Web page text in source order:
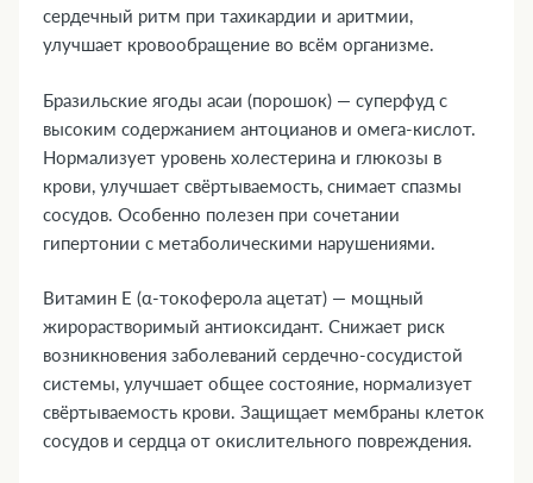
сердечный ритм при тахикардии и аритмии,
улучшает кровообращение во всём организме.
Бразильские ягоды асаи (порошок) — суперфуд с
высоким содержанием антоцианов и омега-кислот.
Нормализует уровень холестерина и глюкозы в
крови, улучшает свёртываемость, снимает спазмы
сосудов. Особенно полезен при сочетании
гипертонии с метаболическими нарушениями.
Витамин Е (α-токоферола ацетат) — мощный
жирорастворимый антиоксидант. Снижает риск
возникновения заболеваний сердечно-сосудистой
системы, улучшает общее состояние, нормализует
свёртываемость крови. Защищает мембраны клеток
сосудов и сердца от окислительного повреждения.